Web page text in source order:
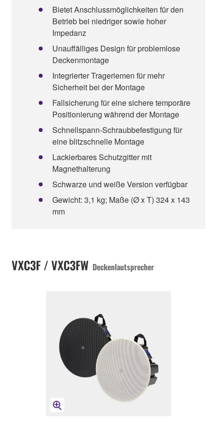
Bietet Anschlussmöglichkeiten für den
Betrieb bei niedriger sowie hoher
Impedanz
Unauffälliges Design für problemlose
Deckenmontage
Integrierter Trageriemen für mehr
Sicherheit bei der Montage
Fallsicherung für eine sichere temporäre
Positionierung während der Montage
Schnellspann-Schraubbefestigung für
eine blitzschnelle Montage
Lackierbares Schutzgitter mit
Magnethalterung
Schwarze und weiße Version verfügbar
Gewicht: 3,1 kg; Maße (Ø x T) 324 x 143
mm
VXC3F / VXC3FW Deckenlautsprecher